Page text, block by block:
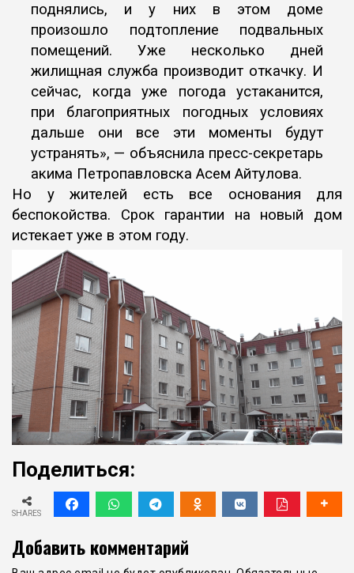
поднялись, и у них в этом доме
произошло подтопление подвальных
помещений. Уже несколько дней
жилищная служба производит откачку. И
сейчас, когда уже погода устаканится,
при благоприятных погодных условиях
дальше они все эти моменты будут
устранять», — объяснила пресс-секретарь
акима Петропавловска Асем Айтулова.
Но у жителей есть все основания для
беспокойства. Срок гарантии на новый дом
истекает уже в этом году.
Поделиться:
SHARES
Добавить комментарий